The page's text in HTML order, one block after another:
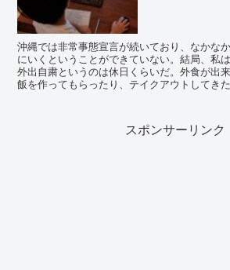
沖縄では非常事態宣言が続いており、なかな
にいくということができていない。結局、私
外出自粛というのは休日くらいだ。外食が出
飯を作ってもらったり、テイクアウトしてき
スポンサーリンク